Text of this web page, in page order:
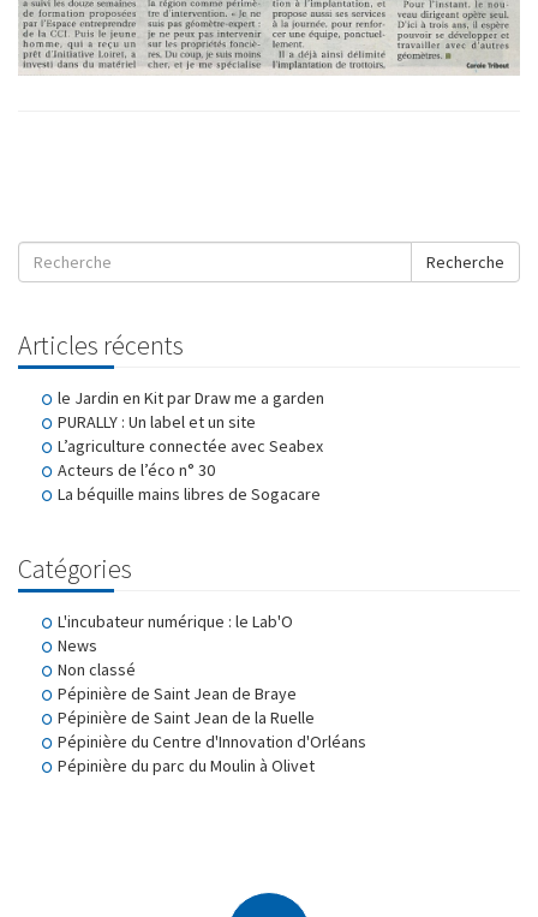
Recherche
Articles récents
le Jardin en Kit par Draw me a garden
PURALLY : Un label et un site
L’agriculture connectée avec Seabex
Acteurs de l’éco n° 30
La béquille mains libres de Sogacare
Catégories
L'incubateur numérique : le Lab'O
News
Non classé
Pépinière de Saint Jean de Braye
Pépinière de Saint Jean de la Ruelle
Pépinière du Centre d'Innovation d'Orléans
Pépinière du parc du Moulin à Olivet